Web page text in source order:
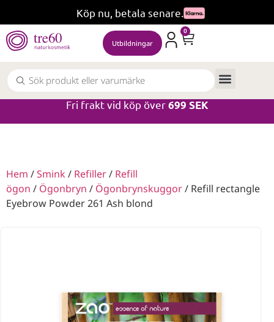
Köp nu, betala senare.
Utbildningar
0
Fri frakt vid köp över699 SEK
Hem /Smink / Refiller/ Refill
ögon / Ögonbryn / Ögonbrynskuggor/ Refill rectangle
Eyebrow Powder 261 Ash blond